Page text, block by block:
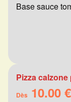
Base sauce
Pizza
Dès 10.00 €